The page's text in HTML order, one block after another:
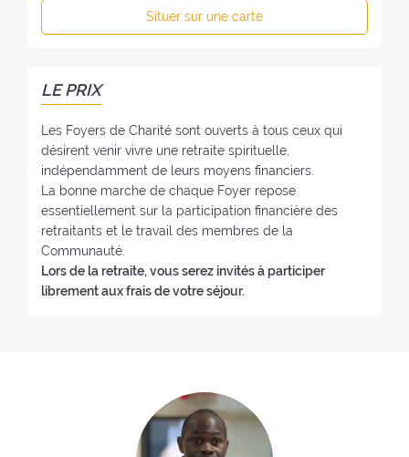
o
r
e
:
Situer sur une carte
LE PRIX
Les Foyers de Charité sont ouverts à tous ceux qui
désirent venir vivre une retraite spirituelle,
indépendamment de leurs moyens financiers.
La bonne marche de chaque Foyer repose
essentiellement sur la participation financière des
retraitants et le travail des membres de la
Communauté.
Lors de la retraite, vous serez invités à participer
librement aux frais de votre séjour.